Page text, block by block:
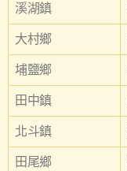
溪湖鎮
大村鄉
埔鹽鄉
田中鎮
北斗鎮
田尾鄉